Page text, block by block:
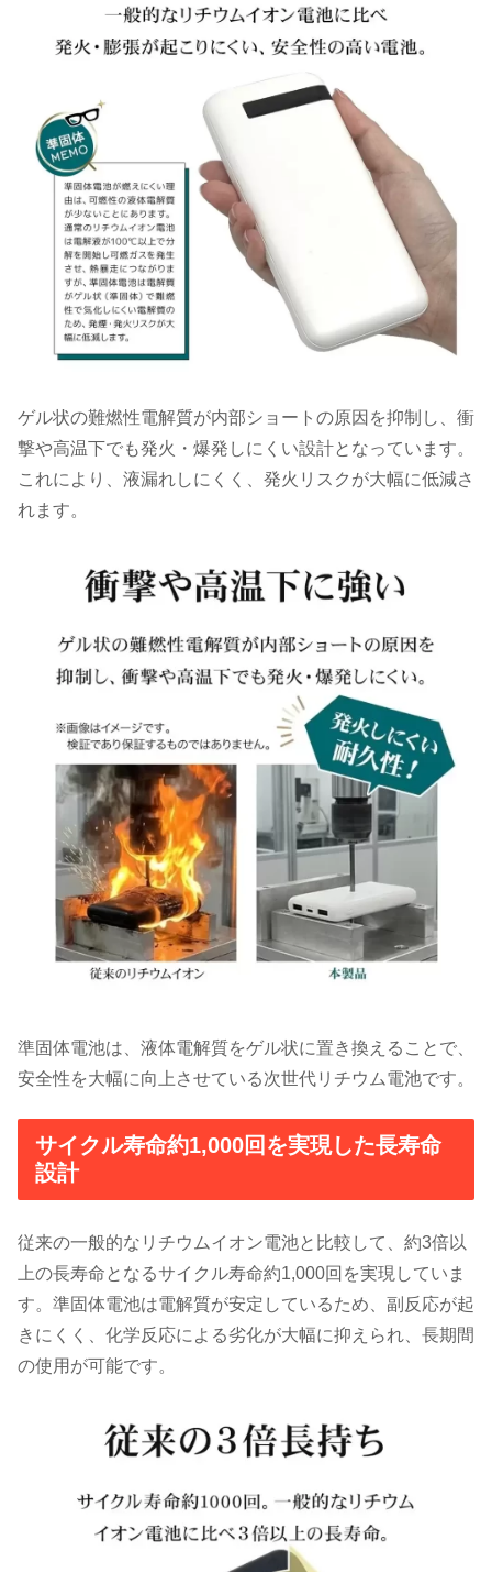
ゲル状の難燃性電解質が内部ショートの原因を抑制し、衝
撃や高温下でも発火・爆発しにくい設計となっています。
これにより、液漏れしにくく、発火リスクが大幅に低減さ
れます。
準固体電池は、液体電解質をゲル状に置き換えることで、
安全性を大幅に向上させている次世代リチウム電池です。
サイクル寿命約1,000回を実現した長寿命
設計
従来の一般的なリチウムイオン電池と比較して、約3倍以
上の長寿命となるサイクル寿命約1,000回を実現していま
す。準固体電池は電解質が安定しているため、副反応が起
きにくく、化学反応による劣化が大幅に抑えられ、長期間
の使用が可能です。